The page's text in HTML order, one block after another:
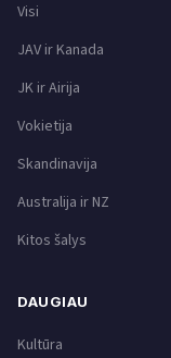
Visi
JAV ir Kanada
JK ir Airija
Vokietija
Skandinavija
Australija ir NZ
Kitos šalys
DAUGIAU
Kultūra